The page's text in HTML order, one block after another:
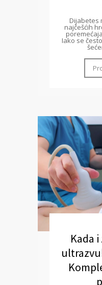
Dijabetes
najčešćih
Iako se
Kada